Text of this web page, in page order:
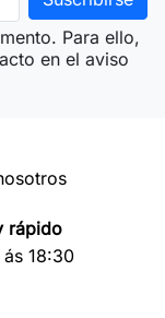
Para ello,
en el aviso
rápido
18:30